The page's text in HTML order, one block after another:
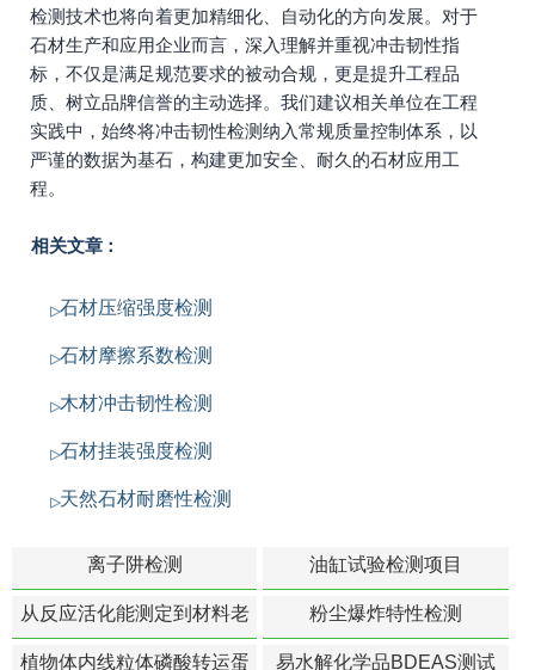
检测技术也将向着更加精细化、自动化的方向发展。对于
石材生产和应用企业而言，深入理解并重视冲击韧性指
标，不仅是满足规范要求的被动合规，更是提升工程品
质、树立品牌信誉的主动选择。我们建议相关单位在工程
实践中，始终将冲击韧性检测纳入常规质量控制体系，以
严谨的数据为基石，构建更加安全、耐久的石材应用工
程。
相关文章：
石材压缩强度检测
石材摩擦系数检测
木材冲击韧性检测
石材挂装强度检测
天然石材耐磨性检测
离子阱检测 油缸试验检测项目
从反应活化能测定到材料老
化寿命预测的经典模型
粉尘爆炸特性检测
植物体内线粒体磷酸转运蛋
易水解化学品BDEAS测试